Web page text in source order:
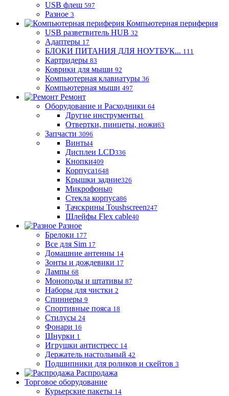
USB флеш 597
Разное 3
Компьютерная периферия
USB разветвитель HUB 32
Адаптеры 17
БЛОКИ ПИТАНИЯ ДЛЯ НОУТБУК... 111
Картридеры 83
Коврики для мыши 92
Компьютерная клавиатуры 36
Компьютерная мыши 497
Ремонт
Оборудование и Расходники 64
Другие инструменты1
Отвертки, пинцеты, ножи63
Запчасти 3096
Винты4
Дисплеи LCD336
Кнопки409
Корпуса1648
Крышки задние326
Микрофоны0
Стекла корпуса86
Тачскрины Toushscreen247
Шлейфы Flex cable40
Разное
Брелоки 177
Все для Sim 17
Домашние антенны 14
Зонты и дождевики 17
Лампы 68
Моноподы и штативы 87
Наборы для чистки 2
Спиннеры 9
Спортивные пояса 18
Стилусы 24
Фонари 16
Шнурки 1
Игрушки антистресс 14
Держатель настольный 42
Подшипники для роликов и скейтов 3
Распродажа
Торговое оборудование
Курьерские пакеты 14